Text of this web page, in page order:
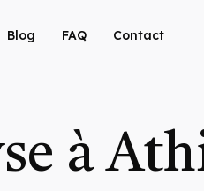
Blog FAQ Contact
à